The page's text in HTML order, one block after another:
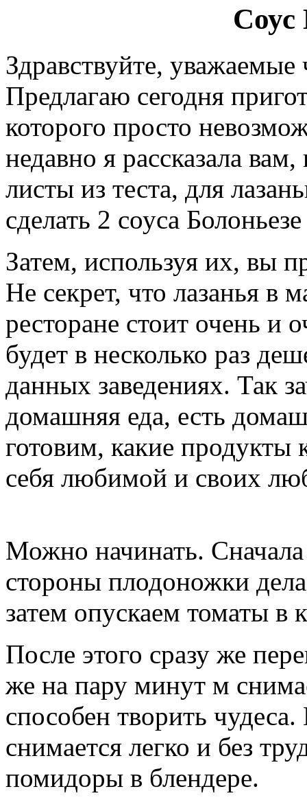
Соус
Здравствуйте, уважаемые
Предлагаю сегодня
которого просто
недавно я рассказала
листы из теста, для
сделать 2 соуса
Затем, используя их, вы
Не секрет, что лазанья в
ресторане стоит очень
будет в несколько раз
данных заведениях. Так
домашняя еда, есть
готовим, какие продукты
себя любимой и своих
Можно начинать.
стороны плодоножки
затем опускаем томаты в
После этого сразу же
же на пару минут м
способен творить
снимается легко и без
помидоры в блендере.